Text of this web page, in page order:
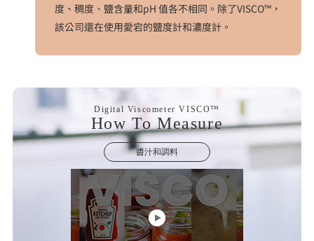
度、稠度、鹽含量和pH 值各不相同。除了VISCO™，
該公司還在使用愛宕的鹽度計和濃度計。
Digital Viscometer VISCO™
How To Measure
醬汁和調料